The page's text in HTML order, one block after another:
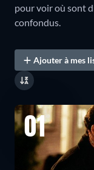
pour voir où sont
confondus.
Ajouter à mes
01